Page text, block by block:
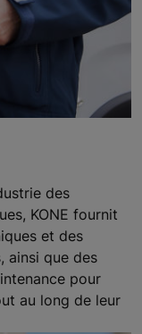
des
KONE fournit
et des
ainsi que des
pour
au long de leur